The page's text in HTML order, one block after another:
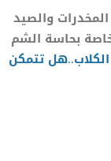
والصيد
بحاسة الشم
تتمكن